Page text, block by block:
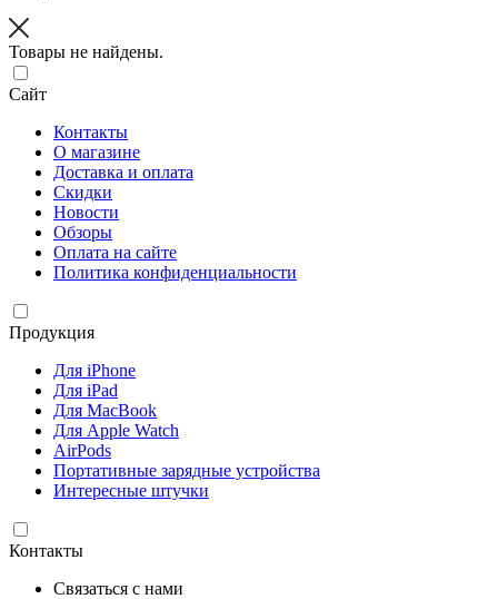
Товары не найдены.
Сайт
Контакты
О магазине
Доставка и оплата
Скидки
Новости
Обзоры
Оплата на сайте
Политика конфиденциальности
Продукция
Для iPhone
Для iPad
Для MacBook
Для Apple Watch
AirPods
Портативные зарядные устройства
Интересные штучки
Контакты
Связаться с нами